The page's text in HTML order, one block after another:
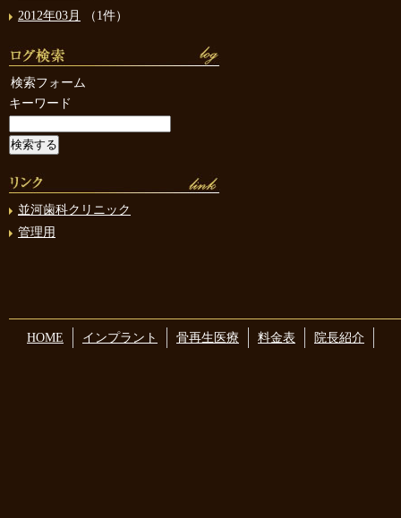
2012年03月
（1件）
検索フォーム
キーワード
並河歯科クリニック
管理用
HOME インプラント 骨再生医療 料金表 院長紹介